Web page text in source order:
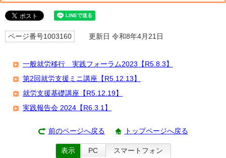
ページ番号1003160 更新日 令和8年4月21日
一般就労移行 実践フォーラム2023【R5.8.3】
第2回就労支援ミニ講座【R5.12.13】
就労支援基礎講座【R5.12.19】
実践報告会 2024【R6.3.1】
前のページへ戻る トップページへ戻る
表示 PC スマートフォン